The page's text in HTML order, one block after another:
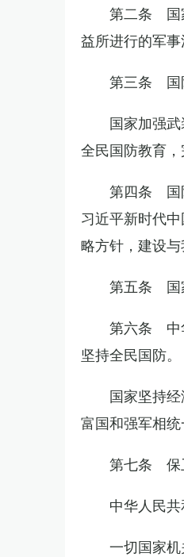
第二条 国
益所进行的军
第三条 国
国家加强
全民国防教育，
第四条 国
习近平新时代
略方针，建设
第五条 国
第六条 中
坚持全民国防。
国家坚持
富国和强军相统
第七条 保
中华人民
一切国家